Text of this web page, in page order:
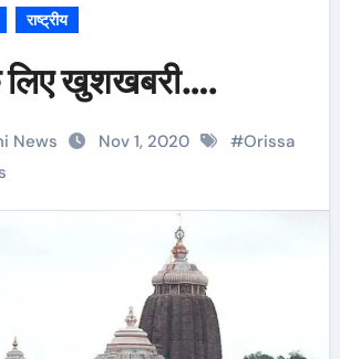
राष्ट्रीय
लिए खुशखबरी….
News Nov 1, 2020 #Orissa